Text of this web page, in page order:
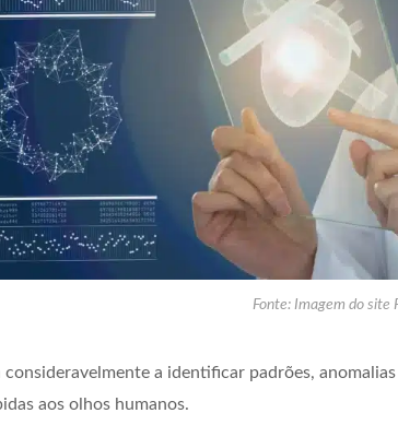
Fonte: Imagem do site
consideravelmente a identificar padrões,
aos olhos humanos.